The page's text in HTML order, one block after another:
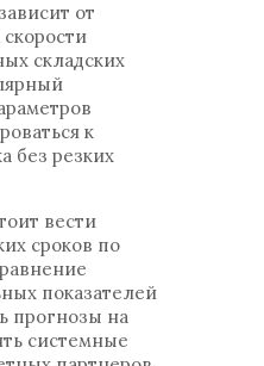
от
складских
к
без резких
вести
сроков по
показателей
прогнозы на
системные